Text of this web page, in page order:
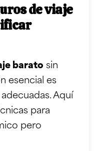
de viaje
barato sin
esencial es
Aquí
para
pero